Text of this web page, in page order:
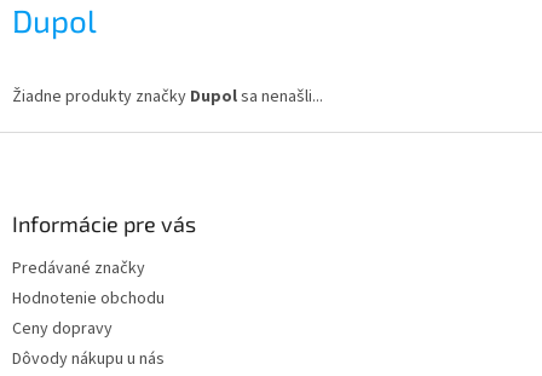
Dupol
Žiadne produkty značky Dupolsa nenašli...
Informácie pre vás
Predávané značky
Hodnotenie obchodu
Ceny dopravy
Dôvody nákupu u nás